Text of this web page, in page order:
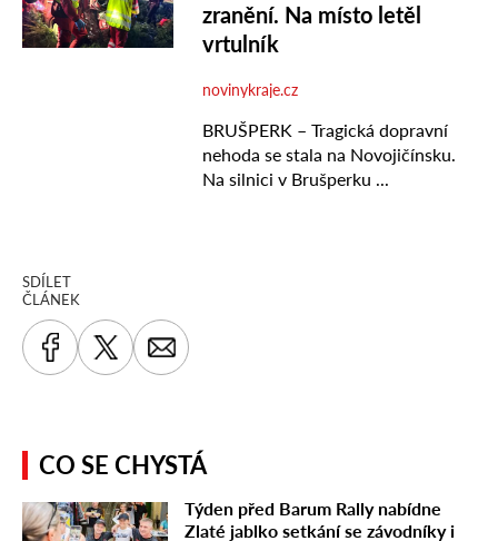
SDÍLET
ČLÁNEK
CO SE CHYSTÁ
Týden před Barum Rally nabídne
Zlaté jablko setkání se závodníky i